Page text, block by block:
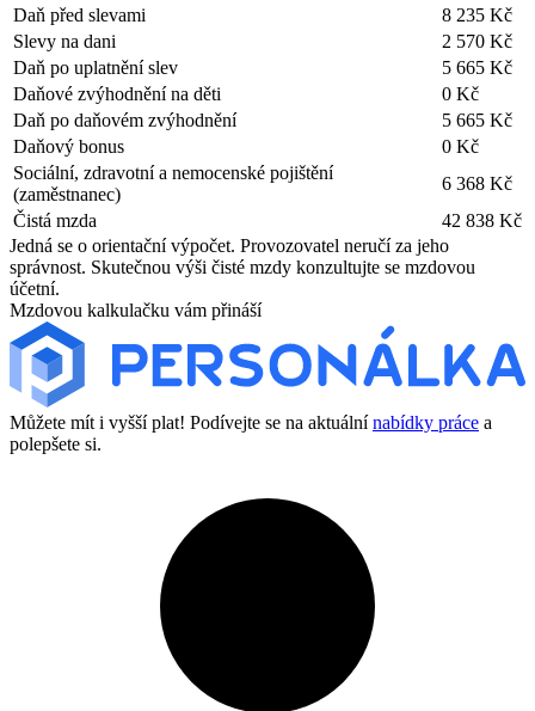
Daň před slevami
8 235 Kč
Slevy na dani
2 570 Kč
Daň po uplatnění slev
5 665 Kč
Daňové zvýhodnění na děti
0 Kč
Daň po daňovém zvýhodnění
5 665 Kč
Daňový bonus
0 Kč
Sociální, zdravotní a nemocenské pojištění
(zaměstnanec)
6 368 Kč
Čistá mzda
42 838 Kč
Jedná se o orientační výpočet. Provozovatel neručí za jeho
správnost. Skutečnou výši čisté mzdy konzultujte se mzdovou
účetní.
Mzdovou kalkulačku vám přináší
Můžete mít i vyšší plat! Podívejte se na aktuálnínabídky práce a
polepšete si.